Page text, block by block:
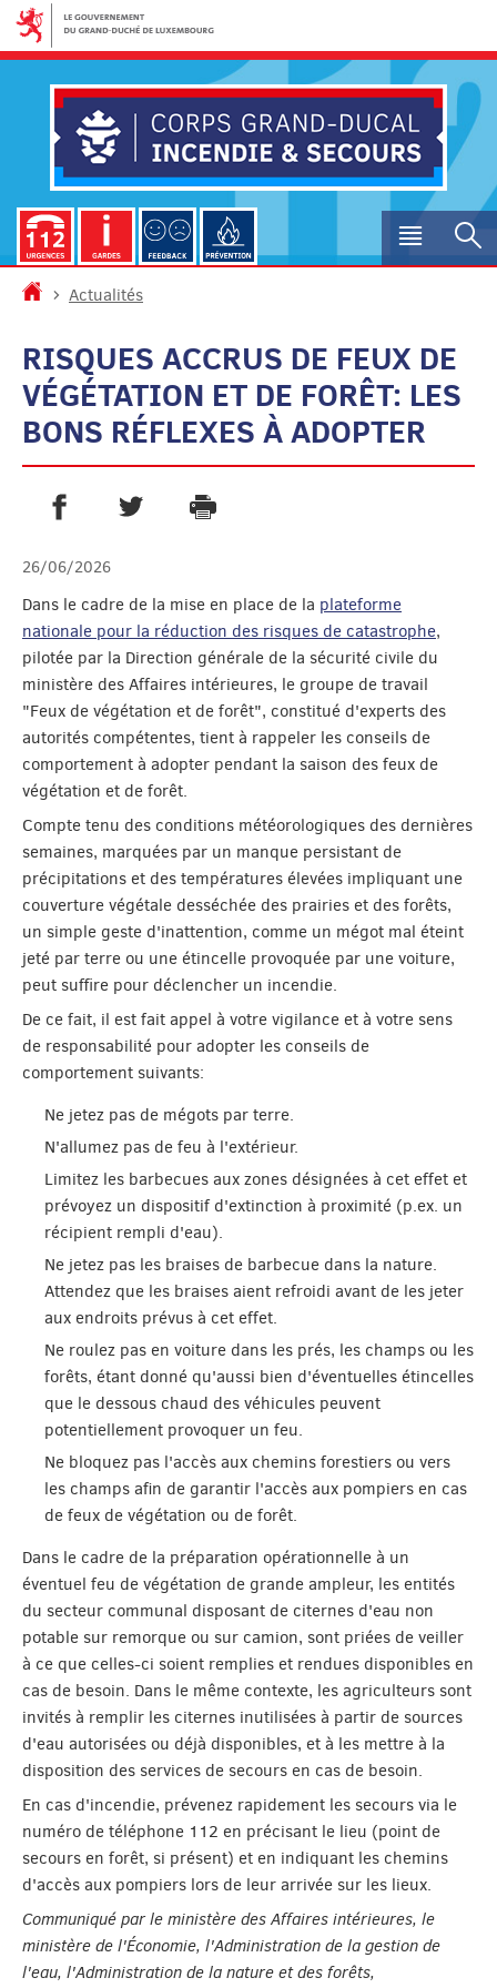
Aller
la
navigation
Aller
contenu
Menu
Accueil
Actualités
RISQUES ACCRUS DE FEUX DE
VÉGÉTATION ET DE FORÊT: LES
BONS RÉFLEXES À ADOPTER
PARTAGER SUR FACEBOOK
PARTAGER SUR TWITTER
IMPRIMER
26/06/2026
Dans le cadre de la mise en place de la plateforme
nationale pour la réduction des risques de catastrophe,
pilotée par la Direction générale de la sécurité civile du
ministère des Affaires intérieures, le groupe de travail
"Feux de végétation et de forêt", constitué d'experts des
autorités compétentes, tient à rappeler les conseils de
comportement à adopter pendant la saison des feux de
végétation et de forêt.
Compte tenu des conditions météorologiques des dernières
semaines, marquées par un manque persistant de
précipitations et des températures élevées impliquant une
couverture végétale desséchée des prairies et des forêts,
un simple geste d'inattention, comme un mégot mal éteint
jeté par terre ou une étincelle provoquée par une voiture,
peut suffire pour déclencher un incendie.
De ce fait, il est fait appel à votre vigilance et à votre sens
de responsabilité pour adopter les conseils de
comportement suivants:
Ne jetez pas de mégots par terre.
N'allumez pas de feu à l'extérieur.
Limitez les barbecues aux zones désignées à cet effet et
prévoyez un dispositif d'extinction à proximité (p.ex. un
récipient rempli d'eau).
Ne jetez pas les braises de barbecue dans la nature.
Attendez que les braises aient refroidi avant de les jeter
aux endroits prévus à cet effet.
Ne roulez pas en voiture dans les prés, les champs ou les
forêts, étant donné qu'aussi bien d'éventuelles étincelles
que le dessous chaud des véhicules peuvent
potentiellement provoquer un feu.
Ne bloquez pas l'accès aux chemins forestiers ou vers
les champs afin de garantir l'accès aux pompiers en cas
de feux de végétation ou de forêt.
Dans le cadre de la préparation opérationnelle à un
éventuel feu de végétation de grande ampleur, les entités
du secteur communal disposant de citernes d'eau non
potable sur remorque ou sur camion, sont priées de veiller
à ce que celles-ci soient remplies et rendues disponibles en
cas de besoin. Dans le même contexte, les agriculteurs sont
invités à remplir les citernes inutilisées à partir de sources
d'eau autorisées ou déjà disponibles, et à les mettre à la
disposition des services de secours en cas de besoin.
En cas d'incendie, prévenez rapidement les secours via le
numéro de téléphone 112 en précisant le lieu (point de
secours en forêt, si présent) et en indiquant les chemins
d'accès aux pompiers lors de leur arrivée sur les lieux.
Communiqué par le ministère des Affaires intérieures, le
ministère de l'Économie, l'Administration de la gestion de
l'eau, l'Administration de la nature et des forêts,